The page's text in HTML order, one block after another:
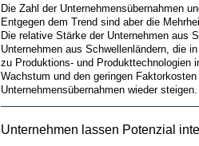
Die Zahl der Unternehmensübernahmen
Entgegen dem Trend sind aber die
Die relative Stärke der Unternehmen aus
Unternehmen aus Schwellenländern, die
zu Produktions- und Produkttechnologien
Wachstum und den geringen
Unternehmensübernahmen wieder
Unternehmen lassen Potenzial